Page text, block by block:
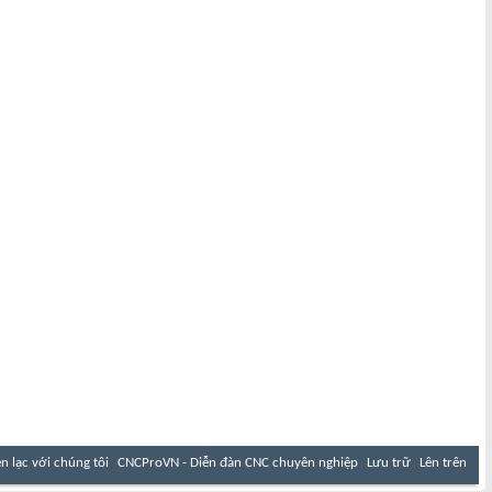
lạc với chúng tôi CNCProVN - Diễn đàn CNC chuyên nghiệp Lưu trữ Lên trên